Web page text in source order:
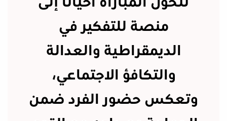
تتحول المباراة أحيانا إلى
منصة للتفكير في
الديمقراطية والعدالة
والتكافؤ الاجتماعي،
وتعكس حضور الفرد ضمن